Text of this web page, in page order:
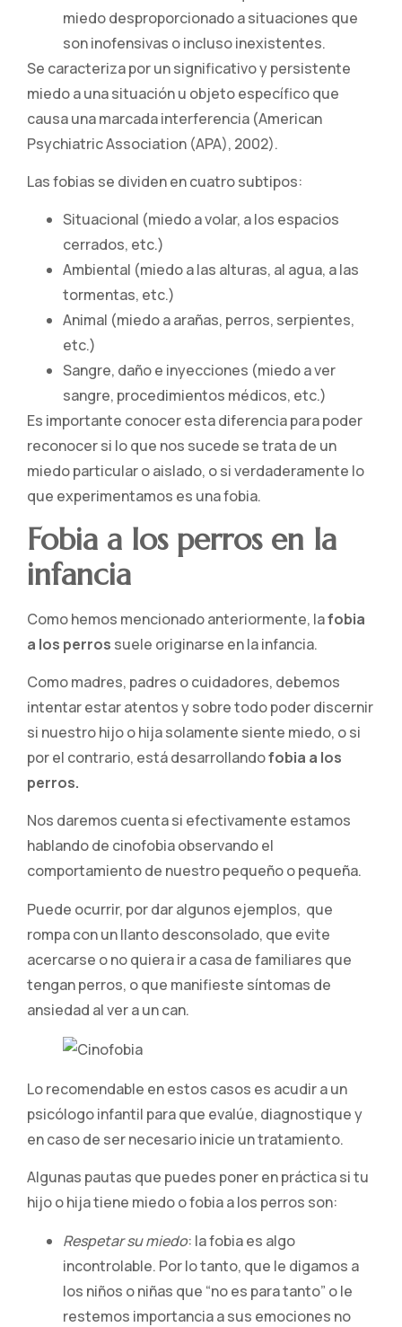
miedo desproporcionado a situaciones que
son inofensivas o incluso inexistentes.
Se caracteriza por un significativo y persistente
miedo a una situación u objeto específico que
causa una marcada interferencia (American
Psychiatric Association (APA), 2002).
Las fobias se dividen en cuatro subtipos:
Situacional (miedo a volar, a los espacios
cerrados, etc.)
Ambiental (miedo a las alturas, al agua, a las
tormentas, etc.)
Animal (miedo a arañas, perros, serpientes,
etc.)
Sangre, daño e inyecciones (miedo a ver
sangre, procedimientos médicos, etc.)
Es importante conocer esta diferencia para poder
reconocer si lo que nos sucede se trata de un
miedo particular o aislado, o si verdaderamente lo
que experimentamos es una fobia.
Fobia a los perros en la
infancia
Como hemos mencionado anteriormente, lafobia
a los perros suele originarse en la infancia.
Como madres, padres o cuidadores, debemos
intentar estar atentos y sobre todo poder discernir
si nuestro hijo o hija solamente siente miedo, o si
por el contrario, está desarrollandofobia a los
perros.
Nos daremos cuenta si efectivamente estamos
hablando de cinofobia observando el
comportamiento de nuestro pequeño o pequeña.
Puede ocurrir, por dar algunos ejemplos, que
rompa con un llanto desconsolado, que evite
acercarse o no quiera ir a casa de familiares que
tengan perros, o que manifieste síntomas de
ansiedad al ver a un can.
Lo recomendable en estos casos es acudir a un
psicólogo infantil para que evalúe, diagnostique y
en caso de ser necesario inicie un tratamiento.
Algunas pautas que puedes poner en práctica si tu
hijo o hija tiene miedo o fobia a los perros son:
Respetar su miedo: la fobia es algo
incontrolable. Por lo tanto, que le digamos a
los niños o niñas que “no es para tanto” o le
restemos importancia a sus emociones no